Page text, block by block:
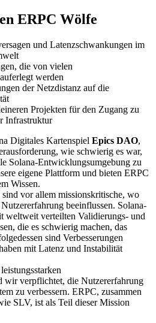
ERPC Wölfe
und Latenzschwankungen im
die von vielen
werden
der Netzdistanz auf die
Projekten für den Zugang zu
Infrastruktur
Digitales Kartenspiel Epics DAO,
wie schwierig es war,
Solana-Entwicklungsumgebung zu
eigene Plattform und bieten ERPC
Wissen.
vor allem missionskritische, wo
beeinflussen. Solana-
weltweit verteilten Validierungs- und
die es schwierig machen, das
sind Verbesserungen
mit Latenz und Instabilität
wir verpflichtet, die Nutzererfahrung
zu verbessern. ERPC, zusammen
SLV, ist als Teil dieser Mission